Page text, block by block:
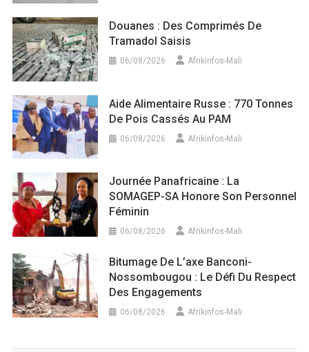
Douanes : Des Comprimés De
Tramadol Saisis
06/08/2026 Afrikinfos-Mali
Aide Alimentaire Russe : 770 Tonnes
De Pois Cassés Au PAM
06/08/2026 Afrikinfos-Mali
Journée Panafricaine : La
SOMAGEP-SA Honore Son Personnel
Féminin
06/08/2026 Afrikinfos-Mali
Bitumage De L’axe Banconi-
Nossombougou : Le Défi Du Respect
Des Engagements
06/08/2026 Afrikinfos-Mali